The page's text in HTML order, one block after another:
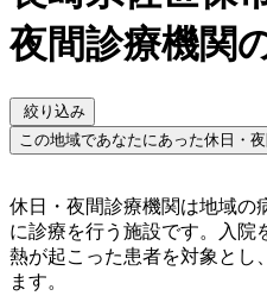
夜間診療機関
絞り込み
この地域であなたにあった休日・
休日・夜間診療機関は地域の
に診療を行う施設です。入院
熱が起こった患者を対象とし
ます。